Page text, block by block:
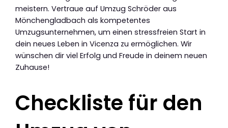
meistern. Vertraue auf Umzug Schröder aus
Mönchengladbach als kompetentes
Umzugsunternehmen, um einen stressfreien Start in
dein neues Leben in Vicenza zu ermöglichen. Wir
wünschen dir viel Erfolg und Freude in deinem neuen
Zuhause!
Checkliste für den